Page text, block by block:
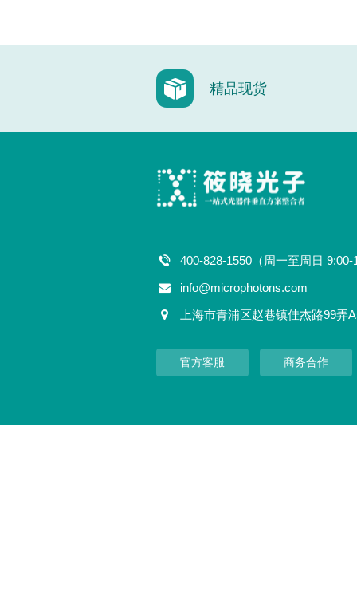
精品现货
400-828-1550（周一至周日 9:00-
info@microphotons.com
上海市青浦区赵巷镇佳杰路99弄
官方客服 商务合作